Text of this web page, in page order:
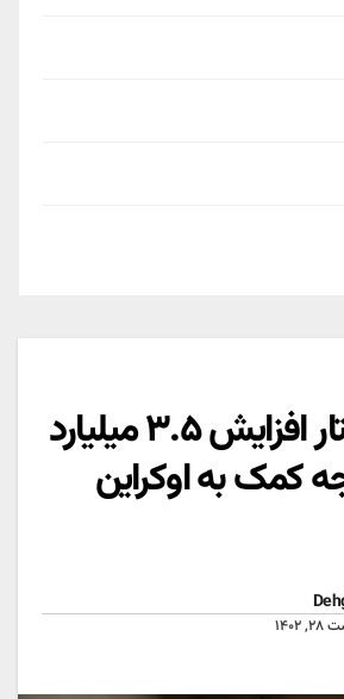
بورل خواستار افزایش ۳.۵ میلیارد
کمک به اوکراین